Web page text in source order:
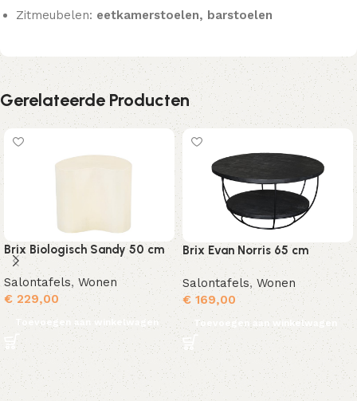
Zitmeubelen: eetkamerstoelen, barstoelen
Gerelateerde Producten
Brix Biologisch Sandy 50 cm
Salontafels, Wonen
€ 229,00
Toevoegen aan winkelwagen
Brix Evan Norris 65 cm
Salontafels, Wonen
€ 169,00
Toevoegen aan winkelwagen